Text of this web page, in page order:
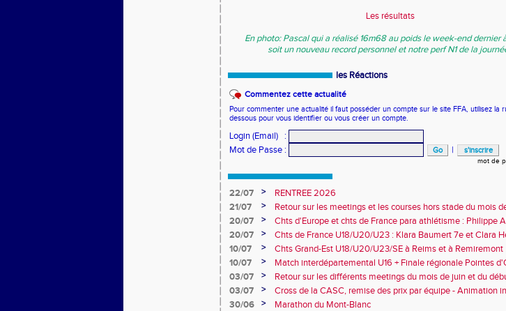
Les résultats
En photo: Pascal qui a réalisé 16m68 au poids le week-end dernier
soit un nouveau record personnel et notre perf N1 de la
les Réactions
Commentez cette actualité
Pour commenter une actualité il faut posséder un compte sur le site FFA, utilisez la
dessous pour vous identifier ou vous créer un compte.
Login (Email)
:
Mot de Passe : |
mot de
22/07 >
RENTREE 2026
21/07
>
Retour sur les meetings et les courses hors stade du mois
20/07
>
Chts d'Europe et chts de France para athlétisme : Philippe
champion d'Europe et multiples médaillés aux France
20/07 >
Chts de France U18/U20/U23 : Klara Baumert 7e et Clara
10e
10/07 >
Chts Grand-Est U18/U20/U23/SE à Reims et à Remiremont
10/07
>
Match interdépartemental U16 + Finale régionale Pointes
Obernai
03/07 >
Retour sur les différents meetings du mois de juin et du
03/07
>
Cross de la CASC, remise des prix par équipe - Animation
collèges
30/06 >
Marathon du Mont-Blanc